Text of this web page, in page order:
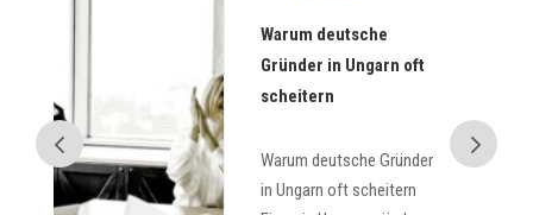
Warum deutsche
Gründer in Ungarn oft
scheitern
Warum deutsche Gründer
in Ungarn oft scheitern